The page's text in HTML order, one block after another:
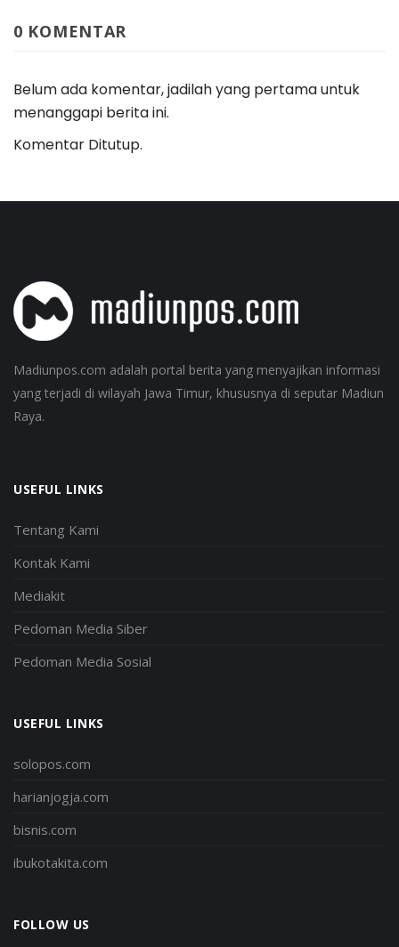
0 KOMENTAR
Belum ada komentar, jadilah yang pertama untuk
menanggapi berita ini.
Komentar Ditutup.
Madiunpos.com adalah portal berita yang menyajikan informasi
yang terjadi di wilayah Jawa Timur, khususnya di seputar Madiun
Raya.
USEFUL LINKS
Tentang Kami
Kontak Kami
Mediakit
Pedoman Media Siber
Pedoman Media Sosial
USEFUL LINKS
solopos.com
harianjogja.com
bisnis.com
ibukotakita.com
FOLLOW US